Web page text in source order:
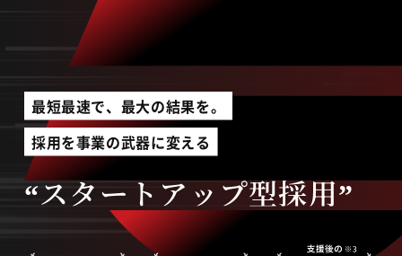
お役立ち資料
よくある質問
無料オンライン相談
サービス資料ダウンロード
最短最速で、最大の結果を。
採用を事業の武器に変える
“スタートアップ型採用”